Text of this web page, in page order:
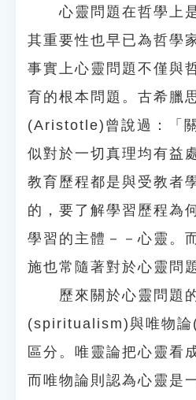
心靈問題在哲學上是
其重要性也早已為哲學
事實上心靈問題不僅與
育的根本問題。古希臘
(Aristotle)曾說過：「
似對於一切真理均有益
教育歷程都是與受教者
的，要了解學習歷程為
學習的主體－－心靈。
施也常隨著對於心靈問
歷來關於心靈問題的
(spiritualism)與唯物
區分。唯靈論把心靈看
而唯物論則認為心靈是